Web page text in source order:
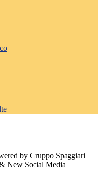
by Gruppo Spaggiari
New Social Media